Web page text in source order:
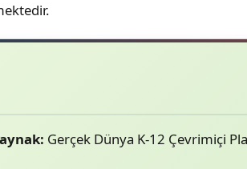
Gerçek Dünya K-12 Çevrimiçi